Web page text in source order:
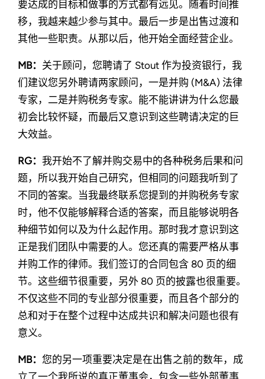
要达成的目标和做事的方式都有远见。随着时间推
移，我越来越少参与其中。最后一步是出售过渡和
其他一些职责。从那以后，他开始全面经营企业。
MB： 关于顾问，您聘请了 Stout 作为投资银行，我
们建议您另外聘请两家顾问，一是并购 (M&A) 法律
专家，二是并购税务专家。能不能讲讲为什么您最
初会比较怀疑，而最后又意识到这些聘请决定的巨
大效益。
RG： 我开始不了解并购交易中的各种税务后果和问
题，所以我开始自己研究，但相同的问题我听到了
不同的答案。当我最终联系您提到的并购税务专家
时，他不仅能够解释合适的答案，而且能够说明各
种细节如何以及为什么起作用。那时我才意识到这
正是我们团队中需要的人。您还真的需要严格从事
并购工作的律师。我们签订的合同包含 80 页的细
节。这些细节很重要，另外 80 页的披露也很重要。
不仅这些不同的专业部分很重要，而且各个部分的
总和对于在整个过程中达成共识和解决问题也很有
意义。
MB： 您的另一项重要决定是在出售之前的数年，成
立了一个我所说的真正董事会，包含一些外部董事